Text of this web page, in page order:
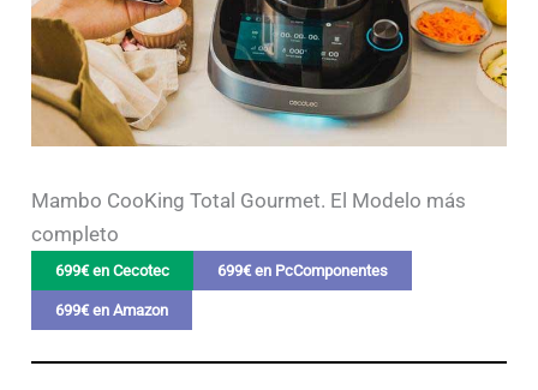
Mambo CooKing Total Gourmet. El Modelo más
completo
699€ en Cecotec 699€ en PcComponentes
699€ en Amazon